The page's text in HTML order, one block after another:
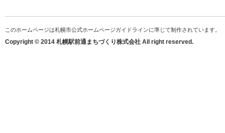
このホームページは札幌市公式ホームページガイドラインに準じて制作されています。
Copyright © 2014 札幌駅前通まちづくり株式会社 All right reserved.